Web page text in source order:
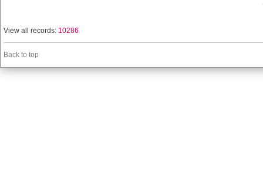
View all records: 10286
Back to top